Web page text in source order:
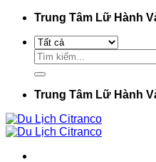
Trung Tâm Lữ Hành
Tìm
kiếm:
Trung Tâm Lữ Hành